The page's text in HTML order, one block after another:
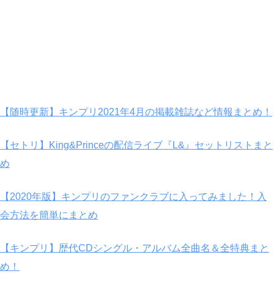
【随時更新】キンプリ2021年4月の掲載雑誌など情報まとめ！
【セトリ】King&Princeの配信ライブ『L&』セットリストまと
め
【2020年版】キンプリのファンクラブに入ってみました！入
会方法を簡単にまとめ
【キンプリ】歴代CDシングル・アルバム全曲名＆全特典まと
め！